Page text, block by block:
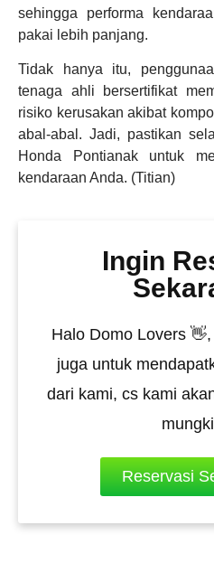
sehingga performa
pakai lebih panjang.
Tidak hanya itu,
tenaga ahli bersertifikat
risiko kerusakan akibat
abal-abal. Jadi, pastikan
Honda Pontianak untuk
kendaraan Anda. (Titian)
Ingin
Halo Domo Lovers
juga untuk
dari kami, cs kami
Reservasi